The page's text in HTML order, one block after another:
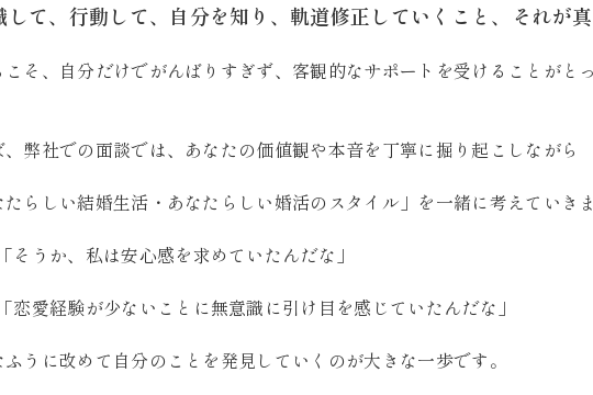
して、行動して、自分を知り、軌道修正していくこと、それが
こそ、自分だけでがんばりすぎず、客観的なサポートを受けることがと
弊社での面談では、あなたの価値観や本音を丁寧に掘り起こしながら
たらしい結婚生活・あなたらしい婚活のスタイル」を一緒に考えていき
「そうか、私は安心感を求めていたんだな」
「恋愛経験が少ないことに無意識に引け目を感じていたんだな」
ふうに改めて自分のことを発見していくのが大きな一歩です。